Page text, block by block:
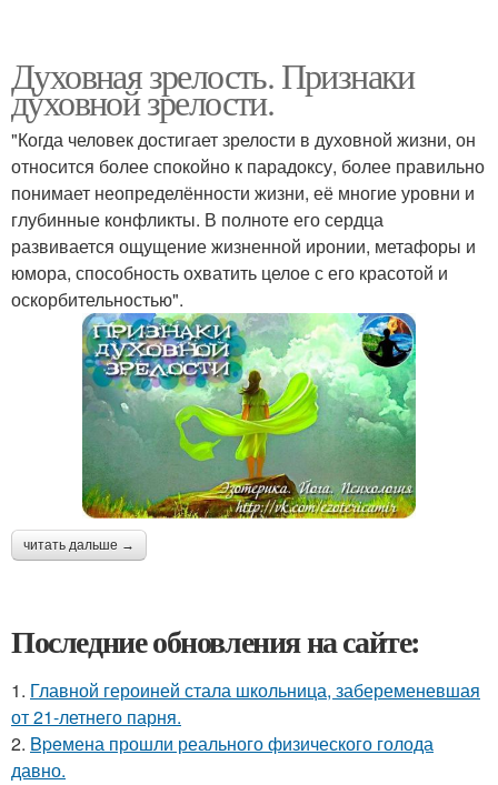
Духовная зрелость. Признаки
духовной зрелости.
"Когда человек достигает зрелости в духовной жизни, он
относится более спокойно к парадоксу, более правильно
понимает неопределённости жизни, её многие уровни и
глубинные конфликты. В полноте его сердца
развивается ощущение жизненной иронии, метафоры и
юмора, способность охватить целое с его красотой и
оскорбительностью".
читать дальше →
Последние обновления на сайте:
1. Главной героиней стала школьница, забеременевшая
от 21-летнего парня.
2. Bpeмена прошли реального физического голода
давно.